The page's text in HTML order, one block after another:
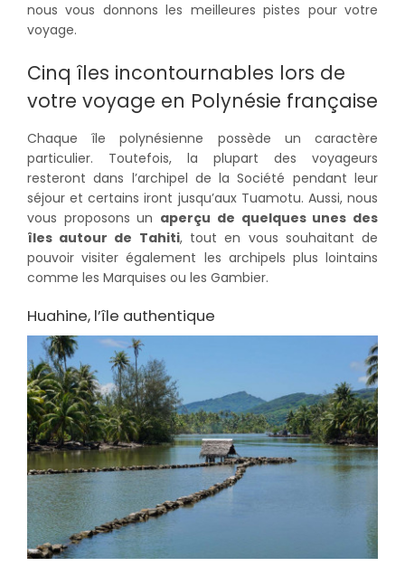
nous vous donnons les meilleures pistes pour votre
voyage.
Cinq îles incontournables lors de
votre voyage en Polynésie française
Chaque île polynésienne possède un caractère
particulier. Toutefois, la plupart des voyageurs
resteront dans l’archipel de la Société pendant leur
séjour et certains iront jusqu’aux Tuamotu. Aussi, nous
vous proposons un aperçu de quelques unes des
îles autour de Tahiti, tout en vous souhaitant de
pouvoir visiter également les archipels plus lointains
comme les Marquises ou les Gambier.
Huahine, l’île authentique